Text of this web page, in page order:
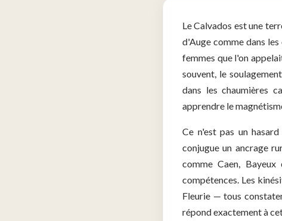
Le Calvados est une
d'Auge comme dans
femmes que l'on
souvent, le
dans les chaumières
apprendre le
Ce n'est pas un
conjugue un ancrage
comme Caen,
compétences. Les
Fleurie — tous
répond exactement à